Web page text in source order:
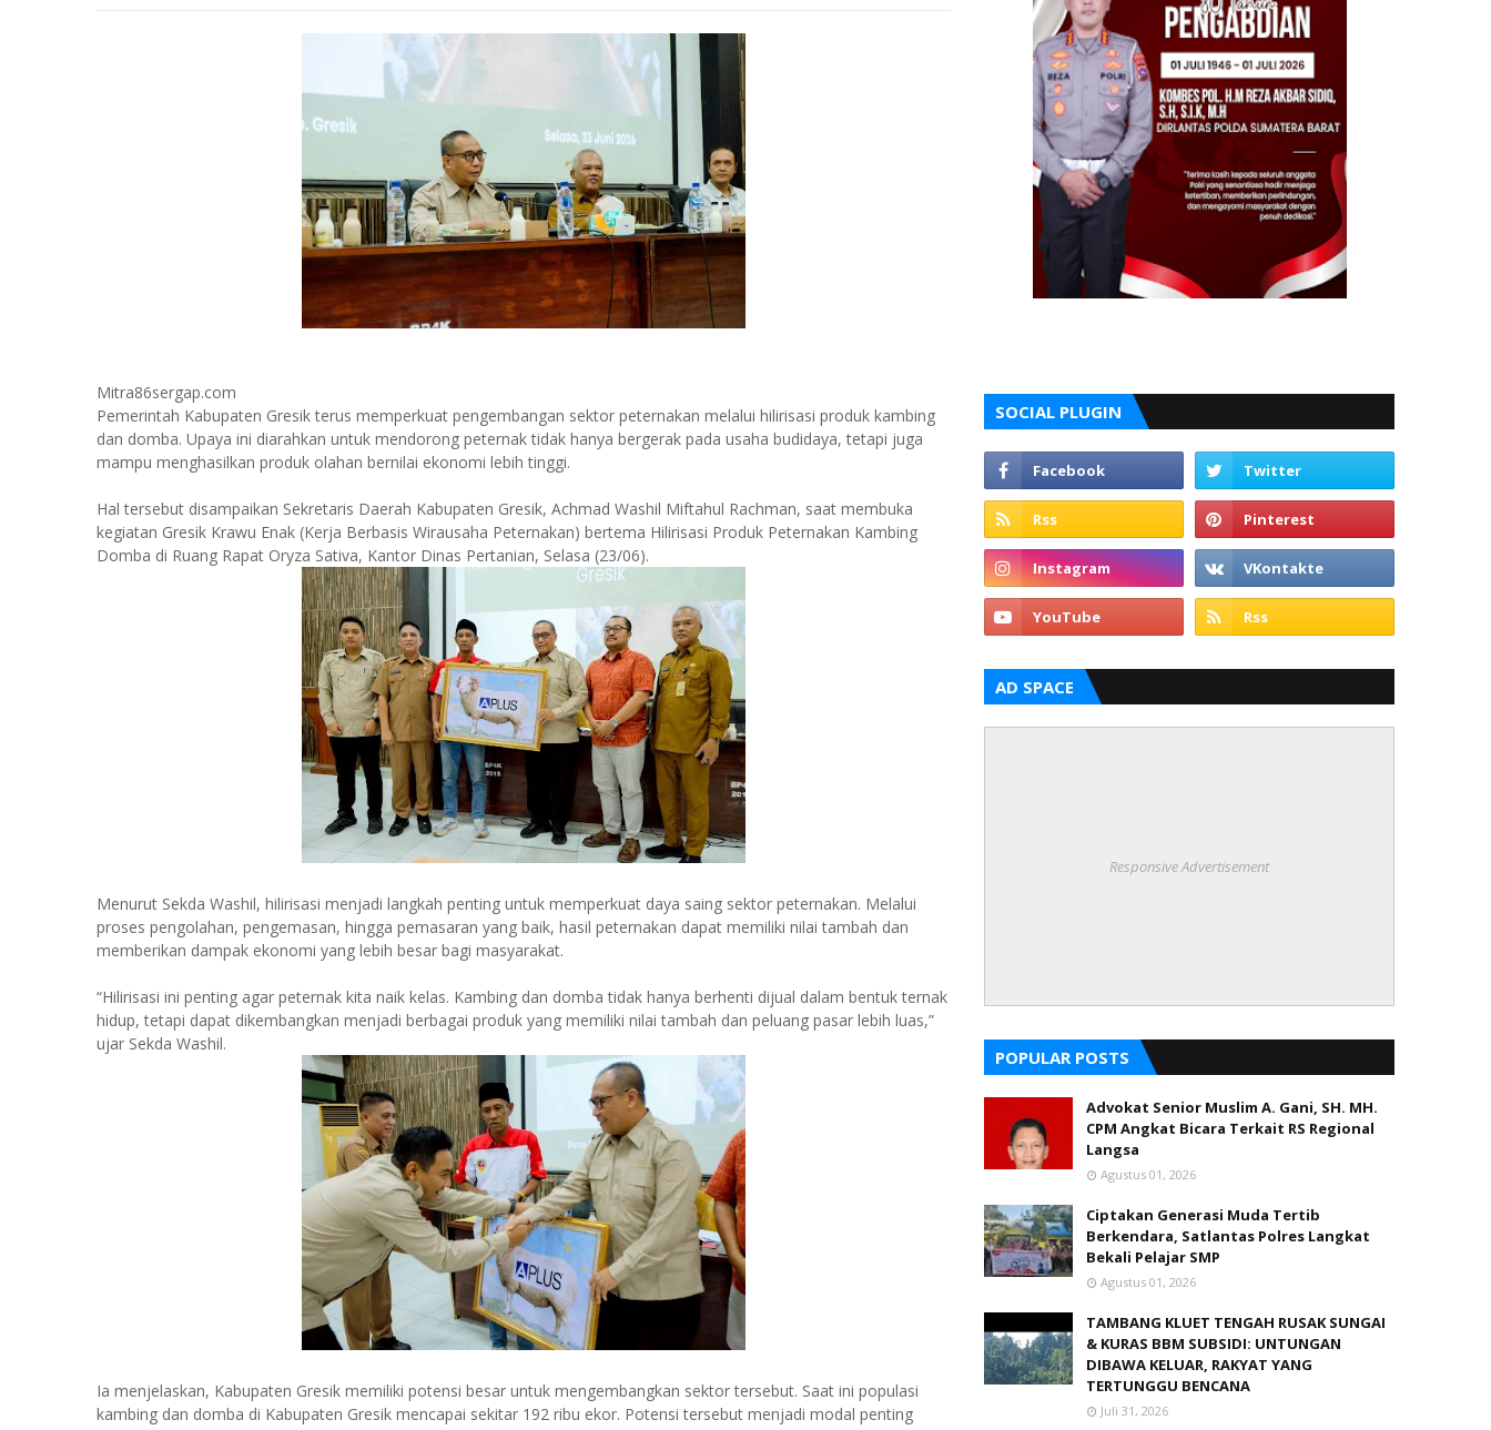
Mitra86sergap.com
Pemerintah Kabupaten Gresik terus memperkuat pengembangan sektor peternakan melalui hilirisasi produk kambing
dan domba. Upaya ini diarahkan untuk mendorong peternak tidak hanya bergerak pada usaha budidaya, tetapi juga
mampu menghasilkan produk olahan bernilai ekonomi lebih tinggi.
Hal tersebut disampaikan Sekretaris Daerah Kabupaten Gresik, Achmad Washil Miftahul Rachman, saat membuka
kegiatan Gresik Krawu Enak (Kerja Berbasis Wirausaha Peternakan) bertema Hilirisasi Produk Peternakan Kambing
Domba di Ruang Rapat Oryza Sativa, Kantor Dinas Pertanian, Selasa (23/06).
Menurut Sekda Washil, hilirisasi menjadi langkah penting untuk memperkuat daya saing sektor peternakan. Melalui
proses pengolahan, pengemasan, hingga pemasaran yang baik, hasil peternakan dapat memiliki nilai tambah dan
memberikan dampak ekonomi yang lebih besar bagi masyarakat.
“Hilirisasi ini penting agar peternak kita naik kelas. Kambing dan domba tidak hanya berhenti dijual dalam bentuk ternak
hidup, tetapi dapat dikembangkan menjadi berbagai produk yang memiliki nilai tambah dan peluang pasar lebih luas,”
ujar Sekda Washil.
Ia menjelaskan, Kabupaten Gresik memiliki potensi besar untuk mengembangkan sektor tersebut. Saat ini populasi
kambing dan domba di Kabupaten Gresik mencapai sekitar 192 ribu ekor. Potensi tersebut menjadi modal penting
SOCIAL PLUGIN
AD SPACE
Responsive Advertisement
POPULAR POSTS
Advokat Senior Muslim A. Gani, SH. MH.
CPM Angkat Bicara Terkait RS Regional
Langsa
Agustus 01, 2026
Ciptakan Generasi Muda Tertib
Berkendara, Satlantas Polres Langkat
Bekali Pelajar SMP
Agustus 01, 2026
TAMBANG KLUET TENGAH RUSAK SUNGAI
& KURAS BBM SUBSIDI: UNTUNGAN
DIBAWA KELUAR, RAKYAT YANG
TERTUNGGU BENCANA
Juli 31, 2026